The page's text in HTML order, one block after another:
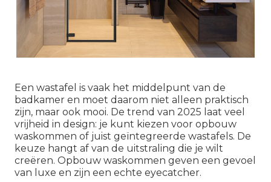
Een wastafel is vaak het middelpunt van de
badkamer en moet daarom niet alleen praktisch
zijn, maar ook mooi. De trend van 2025 laat veel
vrijheid in design: je kunt kiezen voor opbouw
waskommen of juist geïntegreerde wastafels. De
keuze hangt af van de uitstraling die je wilt
creëren. Opbouw waskommen geven een gevoel
van luxe en zijn een echte eyecatcher.